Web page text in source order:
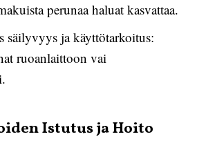
perunaa haluat kasvattaa.
säilyvyys ja käyttötarkoitus:
ruoanlaittoon vai
Istutus ja Hoito